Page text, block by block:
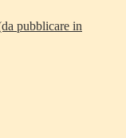
pubblicare in